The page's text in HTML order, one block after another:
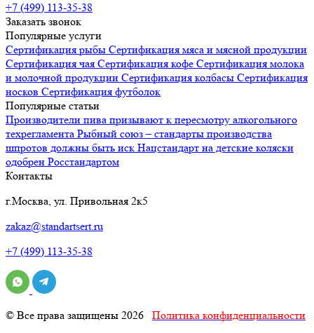
+7 (499) 113-35-38
Заказать звонок
Популярные услуги
Сертификация рыбы Сертификация мяса и мясной продукции
Сертификация чая Сертификация кофе Сертификация молока
и молочной продукции Сертификация колбасы Сертификация
носков Сертификация футболок
Популярные статьи
Производители пива призывают к пересмотру алкогольного
техрегламента Рыбный союз – стандарты производства
шпротов должны быть иск Нацстандарт на детские коляски
одобрен Росстандартом
Контакты
г.Москва, ул. Привольная 2к5
zakaz@standartsert.ru
+7 (499) 113-35-38
© Все права защищены 2026 Политика конфиденциальности